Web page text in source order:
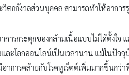
กกังวลส่วนบุคคล สามารถทำให้อาการ
รกระตุกของกล้ามเนื้อแบบไม่ได้ตั้งใจ
ะโลกออนไลน์เป็นเวลานาน แม้ในปัจจุ
การคล้ายกับโรคทูเร็ตต์เพิ่มมากขึ้นกว่า